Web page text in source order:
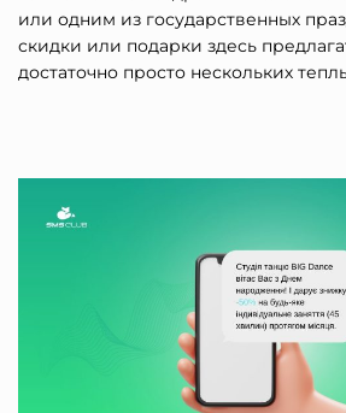
или одним из государственных
скидки или подарки здесь
достаточно просто нескольких